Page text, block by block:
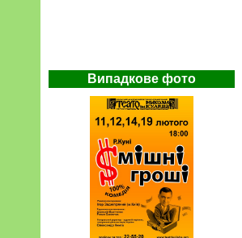
Випадкове фото